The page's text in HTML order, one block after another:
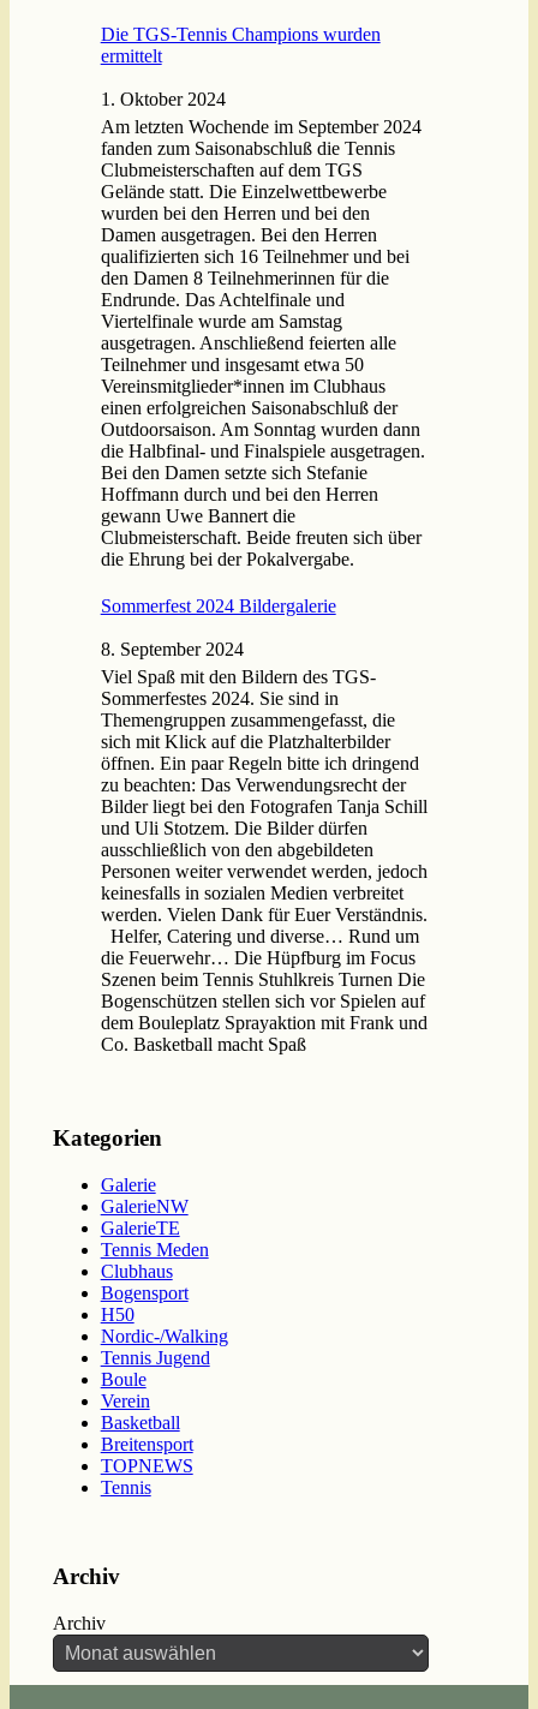
Die TGS-Tennis Champions wurden
ermittelt
1. Oktober 2024
Am letzten Wochende im September 2024
fanden zum Saisonabschluß die Tennis
Clubmeisterschaften auf dem TGS
Gelände statt. Die Einzelwettbewerbe
wurden bei den Herren und bei den
Damen ausgetragen. Bei den Herren
qualifizierten sich 16 Teilnehmer und bei
den Damen 8 Teilnehmerinnen für die
Endrunde. Das Achtelfinale und
Viertelfinale wurde am Samstag
ausgetragen. Anschließend feierten alle
Teilnehmer und insgesamt etwa 50
Vereinsmitglieder*innen im Clubhaus
einen erfolgreichen Saisonabschluß der
Outdoorsaison. Am Sonntag wurden dann
die Halbfinal- und Finalspiele ausgetragen.
Bei den Damen setzte sich Stefanie
Hoffmann durch und bei den Herren
gewann Uwe Bannert die
Clubmeisterschaft. Beide freuten sich über
die Ehrung bei der Pokalvergabe.
Sommerfest 2024 Bildergalerie
8. September 2024
Viel Spaß mit den Bildern des TGS-
Sommerfestes 2024. Sie sind in
Themengruppen zusammengefasst, die
sich mit Klick auf die Platzhalterbilder
öffnen. Ein paar Regeln bitte ich dringend
zu beachten: Das Verwendungsrecht der
Bilder liegt bei den Fotografen Tanja Schill
und Uli Stotzem. Die Bilder dürfen
ausschließlich von den abgebildeten
Personen weiter verwendet werden, jedoch
keinesfalls in sozialen Medien verbreitet
werden. Vielen Dank für Euer Verständnis.
Helfer, Catering und diverse… Rund um
die Feuerwehr… Die Hüpfburg im Focus
Szenen beim Tennis Stuhlkreis Turnen Die
Bogenschützen stellen sich vor Spielen auf
dem Bouleplatz Sprayaktion mit Frank und
Co. Basketball macht Spaß
Kategorien
Galerie
GalerieNW
GalerieTE
Tennis Meden
Clubhaus
Bogensport
H50
Nordic-/Walking
Tennis Jugend
Boule
Verein
Basketball
Breitensport
TOPNEWS
Tennis
Archiv
Archiv